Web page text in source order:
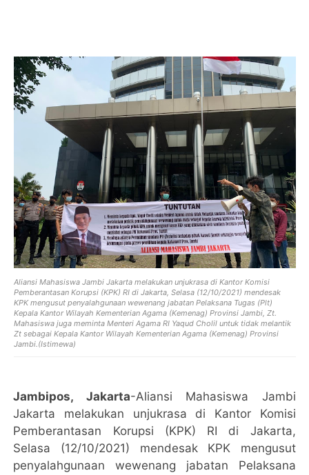
Aliansi Mahasiswa Jambi Jakarta melakukan unjukrasa di Kantor Komisi
Pemberantasan Korupsi (KPK) RI di Jakarta, Selasa (12/10/2021) mendesak
KPK mengusut penyalahgunaan wewenang jabatan Pelaksana Tugas (Plt)
Kepala Kantor Wilayah Kementerian Agama (Kemenag) Provinsi Jambi, Zt.
Mahasiswa juga meminta Menteri Agama RI Yaqud Cholil untuk tidak melantik
Zt sebagai Kepala Kantor Wilayah Kementerian Agama (Kemenag) Provinsi
Jambi.(Istimewa)
Jambipos, Jakarta-Aliansi Mahasiswa Jambi
Jakarta melakukan unjukrasa di Kantor Komisi
Pemberantasan Korupsi (KPK) RI di Jakarta,
Selasa (12/10/2021) mendesak KPK mengusut
penyalahgunaan wewenang jabatan Pelaksana